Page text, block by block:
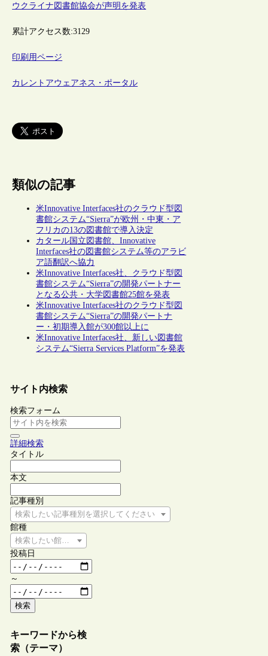
ウクライナ図書館協会が声明を発表
累計アクセス数:3129
印刷用ページ
カレントアウェアネス・ポータル
類似の記事
米Innovative Interfaces社のクラウド型図
書館システム“Sierra”が欧州・中東・ア
フリカの13の図書館で導入決定
カタール国立図書館、Innovative
Interfaces社の図書館システム等のアラビ
ア語翻訳へ協力
米Innovative Interfaces社、クラウド型図
書館システム“Sierra”の開発パートナー
となる公共・大学図書館25館を発表
米Innovative Interfaces社のクラウド型図
書館システム“Sierra”の開発パートナ
ー・初期導入館が300館以上に
米Innovative Interfaces社、新しい図書館
システム“Sierra Services Platform”を発表
サイト内検索
検索フォーム
詳細検索
タイトル
本文
記事種別
検索したい記事種別を選択してください
館種
検索したい館種を選択してください
投稿日
～
検索
キーワードから検
索（テーマ）